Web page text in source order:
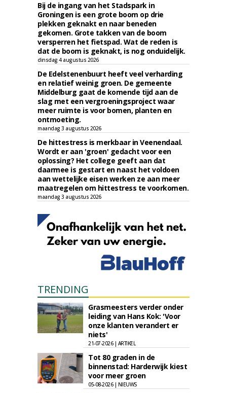
Bij de ingang van het Stadspark in
Groningen is een grote boom op drie
plekken geknakt en naar beneden
gekomen. Grote takken van de boom
versperren het fietspad. Wat de reden is
dat de boom is geknakt, is nog onduidelijk.
dinsdag 4 augustus 2026
De Edelstenenbuurt heeft veel verharding
en relatief weinig groen. De gemeente
Middelburg gaat de komende tijd aan de
slag met een vergroeningsproject waar
meer ruimte is voor bomen, planten en
ontmoeting.
maandag 3 augustus 2026
De hittestress is merkbaar in Veenendaal.
Wordt er aan 'groen' gedacht voor een
oplossing? Het college geeft aan dat
daarmee is gestart en naast het voldoen
aan wettelijke eisen werken ze aan meer
maatregelen om hittestress te voorkomen.
maandag 3 augustus 2026
TRENDING
Grasmeesters verder onder
leiding van Hans Kok: 'Voor
onze klanten verandert er
niets'
21-07-2026 | ARTIKEL
Tot 80 graden in de
binnenstad: Harderwijk kiest
voor meer groen
05-08-2026 | NIEUWS